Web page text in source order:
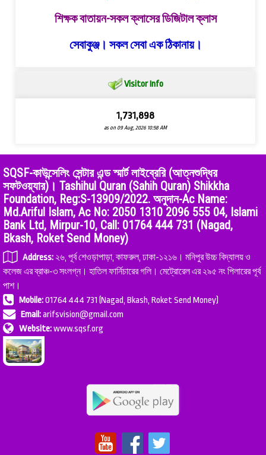
শিক্ষক বাতায়ন-সকল ক্লাসের ডিজিটাল ক্লাস
সেবাকুঞ্জ। সকল সেবা এক ঠিকানায়।
Visitor Info
1,731,898
as on 09 Aug, 2026 10:58 AM
SQSF-কাউন্সেলিং সেন্টার এন্ড স্মার্ট লাইব্রেরি (আত্নশুদ্ধির
সফটওয়্যার)। Tashihul Quran (Sahih Quran) Shikkha
Foundation, Reg:S-13909/2022. অনুদান-Ac Name:
Md.Ariful Islam, Ac No: 2050 1310 2096 555 04, Islami
Bank Ltd, Mirpur-10, Call: 01764 444 731 (Nagad,
Bkash, Roket Send Money)
Address: ২৬, পূর্ব শেওড়াপাড়া, কাফরুল, ঢাকা-১২১৬। মনিপুর উচ্চ বিদ্যালয় ও
কলেজ এর ব্রাঞ্চ-৩ সংলগ্ন। হাতিল ফার্নিচারের গলি। মেট্রোরেল এর ২৯৫ নং পিলারের পূর্ব
পাশ।
Mobile:01764 444 731 (Nagad, Bkash, Roket Send Money)
Email:arifsvision@gmail.com
Website:www.sqsf.org